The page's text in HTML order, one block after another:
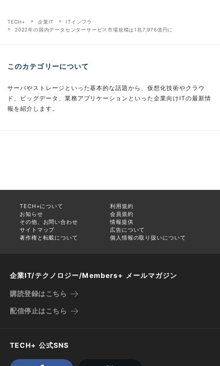
TECH+ 企業IT
ITインフラ
2022年の国内データセンターサービス市場規模は1兆7,976億円に
このカテゴリーについて
サーバやストレージといった基本的な話題から、仮想化技術やクラウ
ド、ビッグデータ、業務アプリケーションといった企業向けITの最新情
報を紹介します。
TECH+について
利用規約
お知らせ
会員規約
その他、お問い合わせ
情報提供
サイトマップ
広告について
著作権と転載について
個人情報の取り扱いについて
企業IT/テクノロジー/Members+ メールマガジン
購読登録はこちら
配信停止はこちら
TECH+ 公式SNS